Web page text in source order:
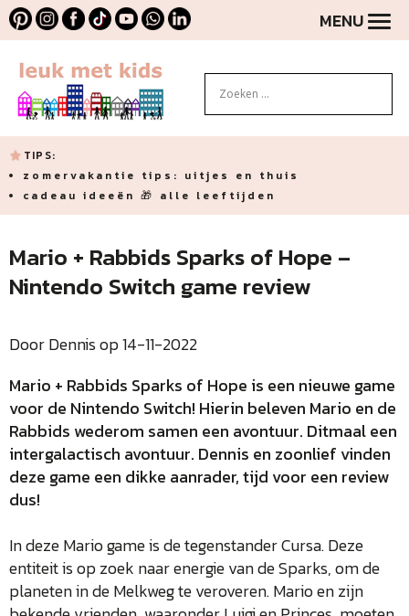
MENU
TIPS:
zomervakantie tips: uitjes en thuis
cadeau ideeën 🎁 alle leeftijden
Mario + Rabbids Sparks of Hope –
Nintendo Switch game review
Door Dennis op 14-11-2022
Mario + Rabbids Sparks of Hope is een nieuwe game
voor de Nintendo Switch! Hierin beleven Mario en de
Rabbids wederom samen een avontuur. Ditmaal een
intergalactisch avontuur. Dennis en zoonlief vinden
deze game een dikke aanrader, tijd voor een review
dus!
In deze Mario game is de tegenstander Cursa. Deze
entiteit is op zoek naar energie van de Sparks, om de
planeten in de Melkweg te veroveren. Mario en zijn